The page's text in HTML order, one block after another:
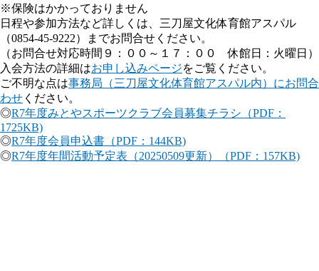
※保険はかかっておりません
日程や参加方法など詳しくは、三刀屋文化体育館アスパル
（0854-45-9222）までお問合せください。
（お問合せ対応時間９：００～１７：００ 休館日：火曜日）
入会方法の詳細はお申し込みページをご覧ください。
ご不明な点は事務局（三刀屋文化体育館アスパル内）にお問合
わせ ください。
◎R7年度みとやスポーツクラブ会員募集チラシ（PDF：
1725KB)
◎R7年度会員申込書（PDF：144KB)
◎R7年度年間活動予定表（20250509更新）（PDF：157KB)